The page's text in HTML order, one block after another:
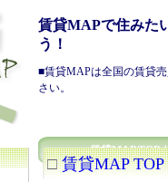
賃貸MAPで住みた
う！
■賃貸MAPは全国の賃貸
さい。
賃貸MAP TOP
□賃貸MAP TOP